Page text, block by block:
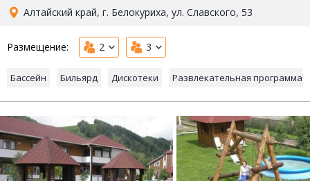
Алтайский край, г. Белокуриха, ул. Славского, 53
Размещение: 2 3
Бассейн Бильярд Дискотеки Развлекательная программа